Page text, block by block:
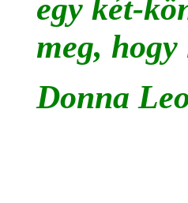
egy két-
meg,
Donna